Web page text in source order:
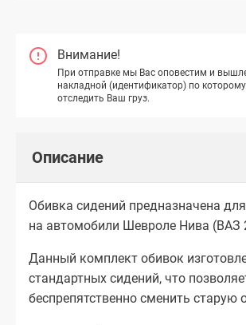
Внимание!
При отправке мы Вас оповестим и
накладной (идентификатор) по
отследить Ваш груз.
Описание
Обивка сидений предназначена
на автомобили Шевроле Нива (ВАЗ
Данный комплект обивок
стандартных сидений, что
беспрепятственно сменить старую